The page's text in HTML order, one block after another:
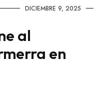
DICIEMBRE 9, 2025
al
en